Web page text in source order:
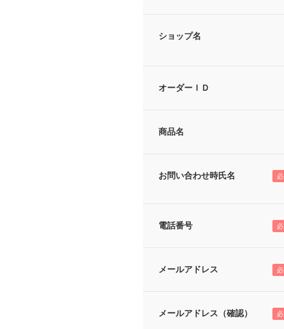
ショップ名
オーダーＩＤ
商品名
お問い合わせ時氏名
電話番号
メールアドレス
メールアドレス（確認）